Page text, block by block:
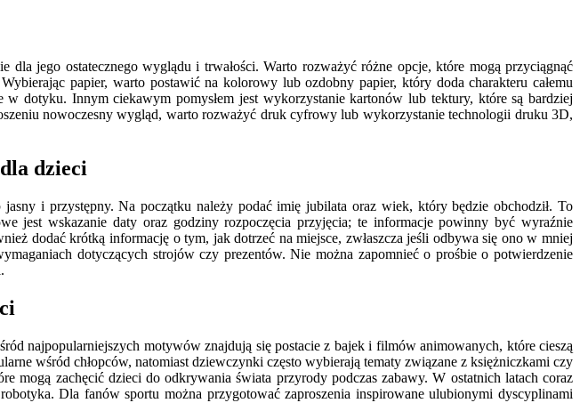
jego ostatecznego wyglądu i trwałości. Warto rozważyć różne opcje, które mogą przyciągnąć
papier, warto postawić na kolorowy lub ozdobny papier, który doda charakteru całemu
dotyku. Innym ciekawym pomysłem jest wykorzystanie kartonów lub tektury, które są bardziej
nowoczesny wygląd, warto rozważyć druk cyfrowy lub wykorzystanie technologii druku 3D,
dzieci
i przystępny. Na początku należy podać imię jubilata oraz wiek, który będzie obchodził. To
jest wskazanie daty oraz godziny rozpoczęcia przyjęcia; te informacje powinny być wyraźnie
dodać krótką informację o tym, jak dotrzeć na miejsce, zwłaszcza jeśli odbywa się ono w mniej
dotyczących strojów czy prezentów. Nie można zapomnieć o prośbie o potwierdzenie
najpopularniejszych motywów znajdują się postacie z bajek i filmów animowanych, które cieszą
wśród chłopców, natomiast dziewczynki często wybierają tematy związane z księżniczkami czy
mogą zachęcić dzieci do odkrywania świata przyrody podczas zabawy. W ostatnich latach coraz
Dla fanów sportu można przygotować zaproszenia inspirowane ulubionymi dyscyplinami